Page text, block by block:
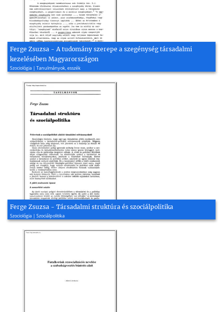
Ferge Zsuzsa - A tudomány szerepe a szegénység társadalmi
kezelésében Magyarországon
Szociológia | Tanulmányok, esszék
Ferge Zsuzsa - Társadalmi struktúra és szociálpolitika
Szociológia | Szociálpolitika